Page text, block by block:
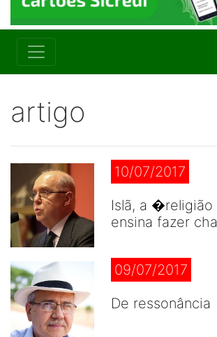
artigo
10/07/2017
Islã, a
ensina fazer
09/07/2017
De ressonância